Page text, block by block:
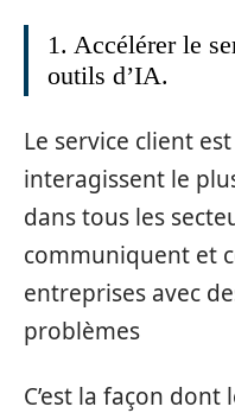
1. Accélérer le
outils d’IA.
Le service client
interagissent le
dans tous les
communiquent et
entreprises avec
problèmes
C’est la façon